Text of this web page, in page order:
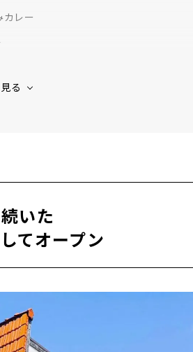
レー
いた
てオープン